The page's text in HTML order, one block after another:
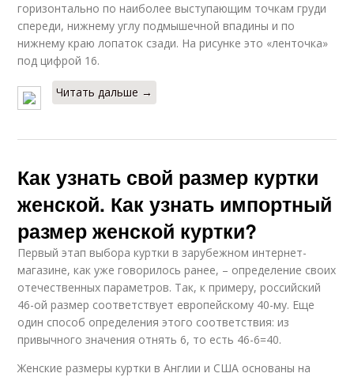
горизонтально по наиболее выступающим точкам груди
спереди, нижнему углу подмышечной впадины и по
нижнему краю лопаток сзади. На рисунке это «ленточка»
под цифрой 16.
Читать дальше →
Как узнать свой размер куртки
женской. Как узнать импортный
размер женской куртки?
Первый этап выбора куртки в зарубежном интернет-
магазине, как уже говорилось ранее, – определение своих
отечественных параметров. Так, к примеру, российский
46-ой размер соответствует европейскому 40-му. Еще
один способ определения этого соответствия: из
привычного значения отнять 6, то есть 46-6=40.
Женские размеры куртки в Англии и США основаны на